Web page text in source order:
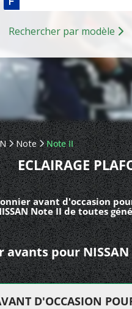
Rechercher par modèle
Note Note II
ECLAIRAGE
avant d'occasion
Note II de toutes
pour
D'OCCASION